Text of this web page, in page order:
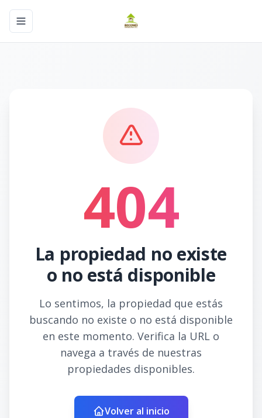
Toggle navigation menu
404
La propiedad no existe
o no está disponible
Lo sentimos, la propiedad que estás
buscando no existe o no está disponible
en este momento. Verifica la URL o
navega a través de nuestras
propiedades disponibles.
Volver al inicio